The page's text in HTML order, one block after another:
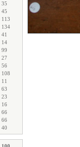
35
45
113
134
41
14
99
27
56
108
11
63
23
16
66
66
40